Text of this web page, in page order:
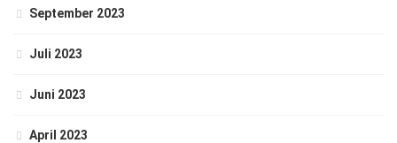
September 2023
Juli 2023
Juni 2023
April 2023